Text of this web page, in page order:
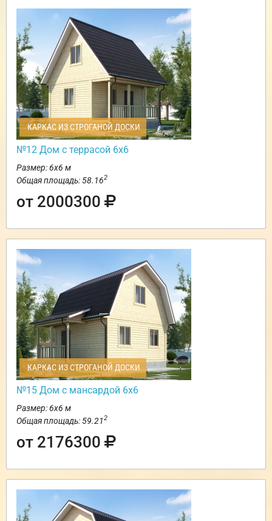
КАРКАС ИЗ СТРОГАНОЙ ДОСКИ
№12 Дом с террасой 6х6
Размер: 6х6 м
Общая площадь: 58.162
от 2000300
КАРКАС ИЗ СТРОГАНОЙ ДОСКИ
№15 Дом с мансардой 6х6
Размер: 6х6 м
Общая площадь: 59.212
от 2176300